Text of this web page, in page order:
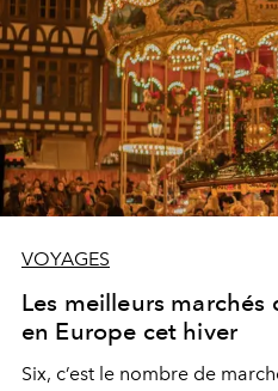
VOYAGES
Les meilleurs
en Europe cet hiver
Six, c’est le nombre de